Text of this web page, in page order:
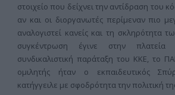
στοιχείο που δείχνει την αντίδραση του
αν και οι διοργανωτές περίμεναν πιο
αναλογιστεί κανείς και τη σκληρότητα
συγκέντρωση έγινε στην
συνδικαλιστική παράταξη του ΚΚΕ, το
ομιλητής ήταν ο εκπαιδευτικός
κατήγγειλε με σφοδρότητα την πολιτική